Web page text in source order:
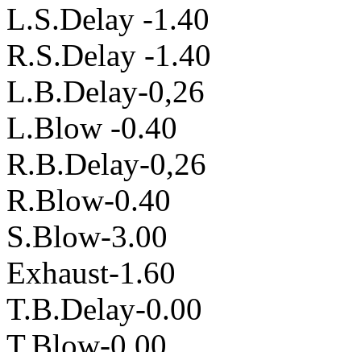
L.S.Delay -1.40
R.S.Delay -1.40
L.B.Delay-0,26
L.Blow -0.40
R.B.Delay-0,26
R.Blow-0.40
S.Blow-3.00
Exhaust-1.60
T.B.Delay-0.00
T.Blow-0.00